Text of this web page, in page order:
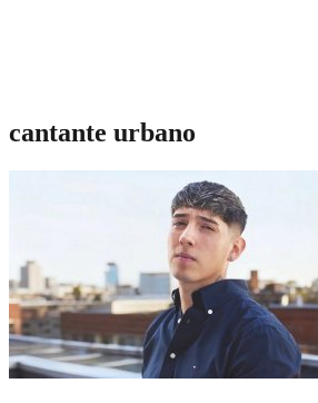
cantante urbano